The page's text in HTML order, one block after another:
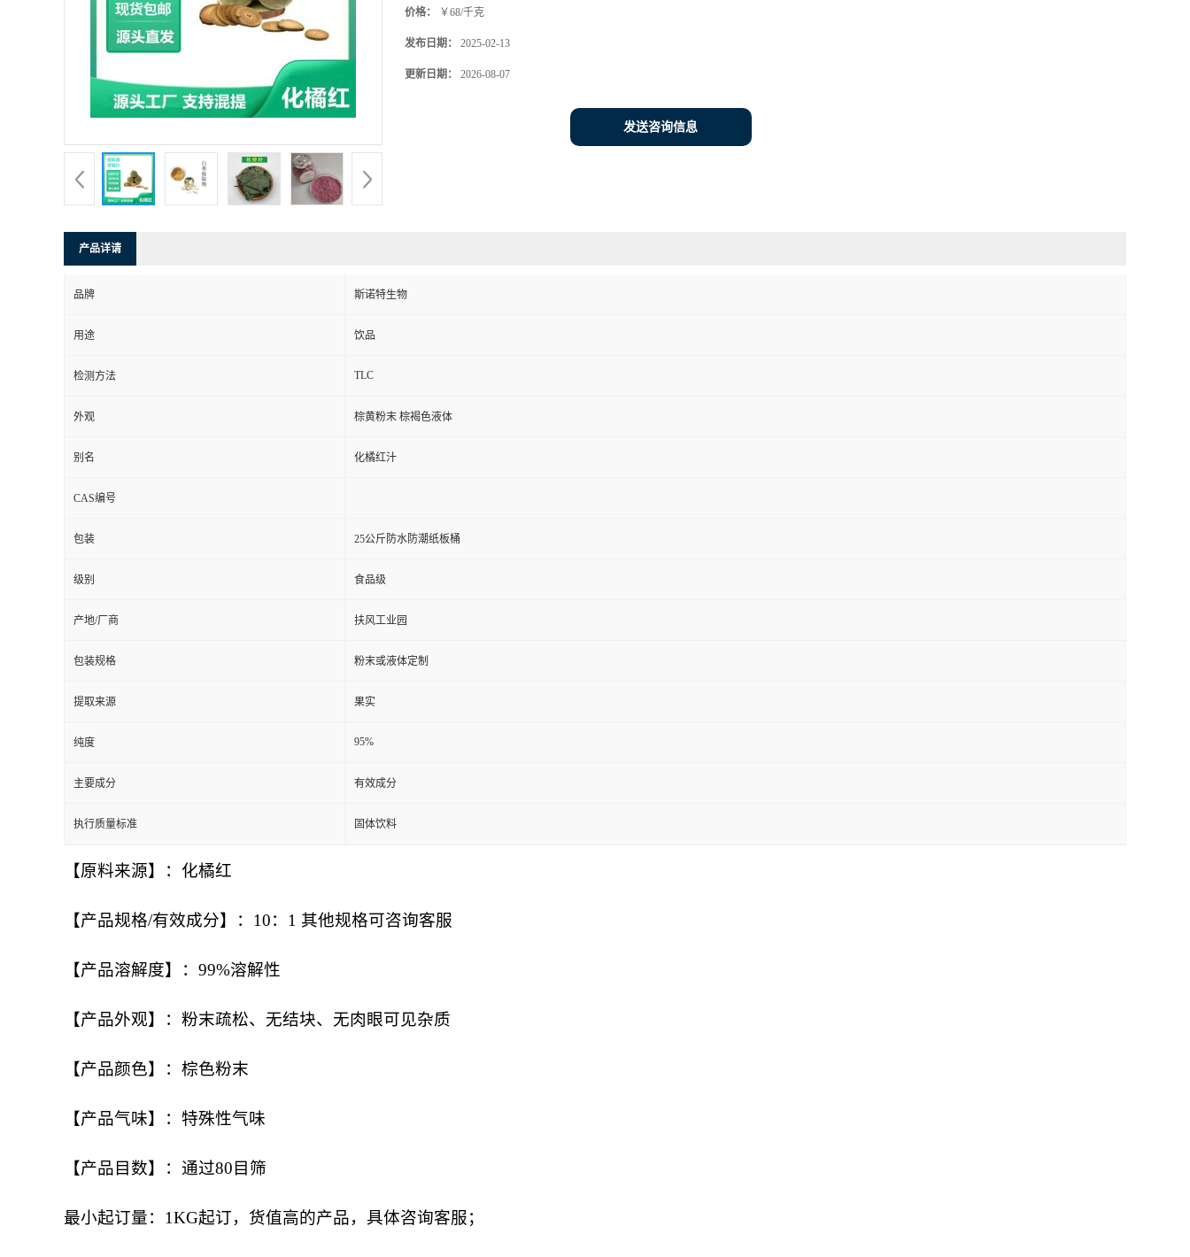
价格： ￥68/千克
发布日期： 2025-02-13
更新日期： 2026-08-07
发送咨询信息
产品详请
品牌 斯诺特生物
用途 饮品
检测方法 TLC
外观 棕黄粉末 棕褐色液体
别名 化橘红汁
CAS编号
包装 25公斤防水防潮纸板桶
级别 食品级
产地/厂商 扶风工业园
包装规格 粉末或液体定制
提取来源 果实
纯度 95%
主要成分 有效成分
执行质量标准 固体饮料
【原料来源】：化橘红
【产品规格/有效成分】：10：1 其他规格可咨询客服
【产品溶解度】：99%溶解性
【产品外观】：粉末疏松、无结块、无肉眼可见杂质
【产品颜色】：棕色粉末
【产品气味】：特殊性气味
【产品目数】：通过80目筛
最小起订量：1KG起订，货值高的产品，具体咨询客服；